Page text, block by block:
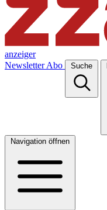
anzeiger
Newsletter Abo Suche
Navigation öffnen